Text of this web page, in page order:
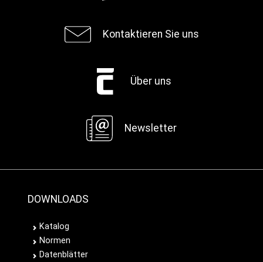
Kontaktieren Sie uns
Über uns
Newsletter
DOWNLOADS
Katalog
Normen
Datenblätter